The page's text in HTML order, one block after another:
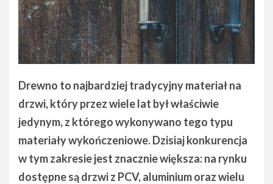
Drewno to najbardziej tradycyjny materiał na
drzwi, który przez wiele lat był właściwie
jedynym, z którego wykonywano tego typu
materiały wykończeniowe. Dzisiaj konkurencja
w tym zakresie jest znacznie większa: na rynku
dostępne są drzwi z PCV, aluminium oraz wielu